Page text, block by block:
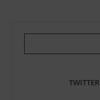
TWITTER